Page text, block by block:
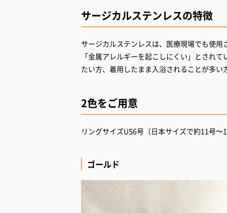
サージカルステンレスの特徴
サージカルステンレスは、医療現場でも使
「金属アレルギーを起こしにくい」とされ
たい方、着用したまま入浴されることが多
2色をご用意
リングサイズUS6号（日本サイズで約11号〜
ゴールド